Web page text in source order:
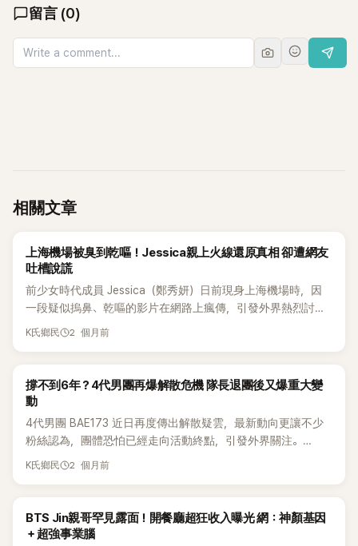
留言 (0)
相關文章
K-POP
上海機場被臭到乾嘔！Jessica親上火線還原真相 卻遭網友
吐槽說謊
前少女時代成員 Jessica（鄭秀妍）日前現身上海機場時，因
一段疑似摀鼻、乾嘔的影片在網路上瘋傳，引發外界熱烈討
論。不少網友猜測，她當時之所以露出不適表情，可能與現場
聚集大批粉絲接機。過程中，她突然朝一旁瞥了一眼，接著立
刻摀住鼻子。下一秒更出現明顯的全身反應，表情相當痛苦，
子，看起來異味似乎持續存在。相關畫面被網友拍下後迅速在
各大社群平台瘋傳。 由於當時並未有任何說明，因此許多網友
開始猜測，Jessica可能是聞到周遭人群身上的異味，才會出現
如此明顯的反應。 事件延燒數日後，Jessica終於透過中國社
有些誇張，但強調原因並非網友猜測的異味問題。 Jessica表
示，當時在人群中有一位女粉絲告訴她自己今年21歲，而這句
K氏鄉民 2 個月前
K-POP
撐不到6年？4代男團再爆解散危機 隊長退團後又爆重大變
動
4代男團 BAE173 近日再度傳出解散疑雲，最新動向更讓不少
粉絲認為，團體恐怕已經走向活動終點，引發外界關注。
BAE173於2020年11月19日正式出道，成員中包含曾以限定團
出道後，BAE173的發展並不順利。除了受到新冠疫情影響外，
所屬公司PocketDol Studio的營運問題也多次成為討論焦點，
K氏鄉民 2 個月前
K-POP
BTS Jin親哥罕見露面！開餐廳超狂收入曝光 網：神顏基因
＋超強事業腦